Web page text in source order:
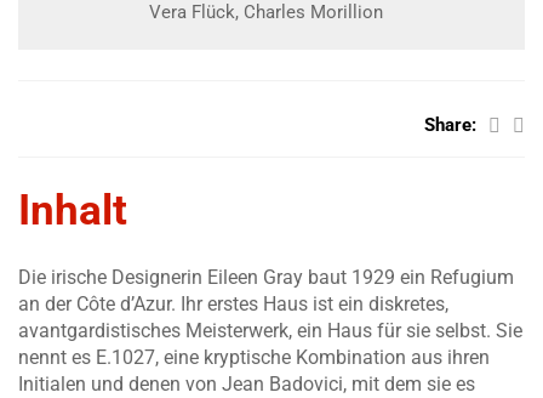
Vera Flück, Charles Morillion
Share:
Inhalt
Die irische Designerin Eileen Gray baut 1929 ein Refugium
an der Côte d’Azur. Ihr erstes Haus ist ein diskretes,
avantgardistisches Meisterwerk, ein Haus für sie selbst. Sie
nennt es E.1027, eine kryptische Kombination aus ihren
Initialen und denen von Jean Badovici, mit dem sie es